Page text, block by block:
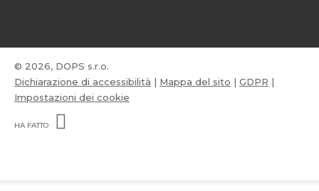
© 2026, DOPS s.r.o.
Dichiarazione di accessibilità | Mappa del sito | GDPR |
Impostazioni dei cookie
HA FATTO